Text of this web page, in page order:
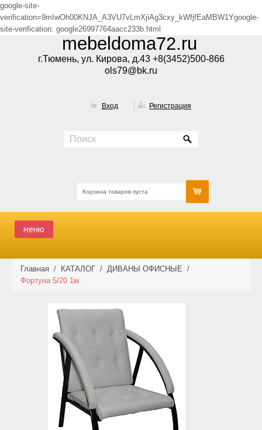
google-site-
verification=9mIwOh00KNJA_A3VU7vLmXjiAg3cxy_kWfjfEaMBW1Ygoogle-
site-verification: google26997764aacc233b.html
mebeldoma72.ru
г.Тюмень, ул. Кирова, д.43 +8(3452)500-866
ols79@bk.ru
Вход Регистрация
Корзина товаров пуста
меню
КАТАЛОГ
АКЦИИ
ФОТО РАБОТ
УСЛУГИ
ОПЛАТА
Главная / КАТАЛОГ / ДИВАНЫ ОФИСНЫЕ /
Фортуна 5/20 1м.